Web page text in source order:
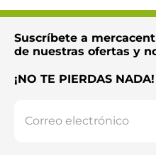
Suscríbete a
de nuestras ofertas y
¡NO TE PIERDAS NADA!